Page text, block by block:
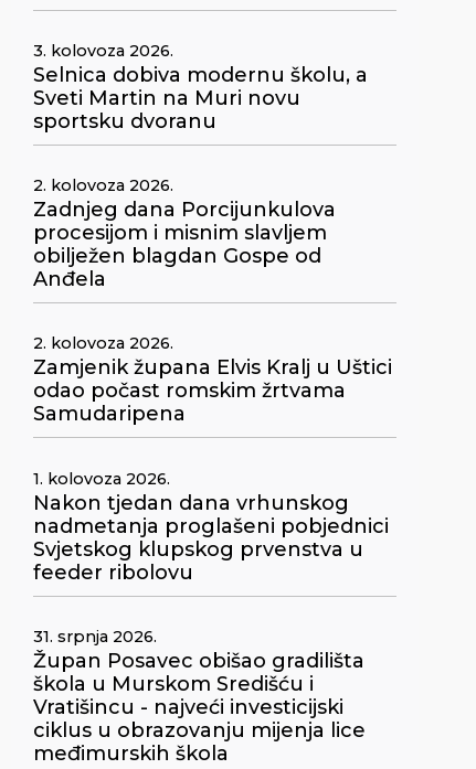
3. kolovoza 2026.
Selnica dobiva modernu školu, a
Sveti Martin na Muri novu
sportsku dvoranu
2. kolovoza 2026.
Zadnjeg dana Porcijunkulova
procesijom i misnim slavljem
obilježen blagdan Gospe od
Anđela
2. kolovoza 2026.
Zamjenik župana Elvis Kralj u Uštici
odao počast romskim žrtvama
Samudaripena
1. kolovoza 2026.
Nakon tjedan dana vrhunskog
nadmetanja proglašeni pobjednici
Svjetskog klupskog prvenstva u
feeder ribolovu
31. srpnja 2026.
Župan Posavec obišao gradilišta
škola u Murskom Središću i
Vratišincu - najveći investicijski
ciklus u obrazovanju mijenja lice
međimurskih škola